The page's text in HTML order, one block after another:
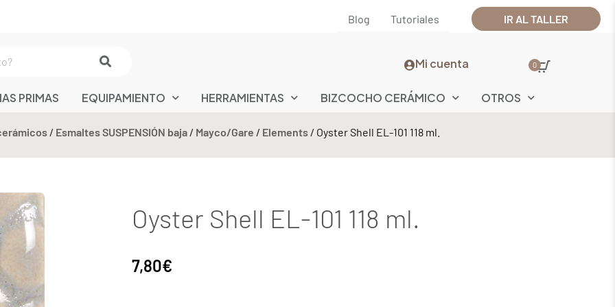
Blog Tutoriales IR AL TALLER
Mi cuenta 0
PRIMAS EQUIPAMIENTO HERRAMIENTAS BIZCOCHO CERÁMICO OTROS
/ Esmaltes SUSPENSIÓN baja/ Mayco/Gare / Elements/ Oyster Shell EL-101 118 ml.
Oyster Shell EL-101 118 ml.
7,80€